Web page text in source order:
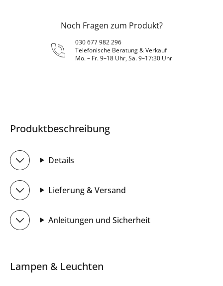
Noch Fragen zum Produkt?
030 677 982 296
Telefonische Beratung & Verkauf
Mo. – Fr. 9–18 Uhr, Sa. 9–17:30 Uhr
Produktbeschreibung
Details
Lieferung & Versand
Anleitungen und Sicherheit
Lampen & Leuchten